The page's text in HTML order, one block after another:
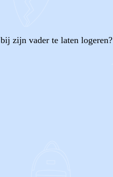
zijn vader te laten logeren?